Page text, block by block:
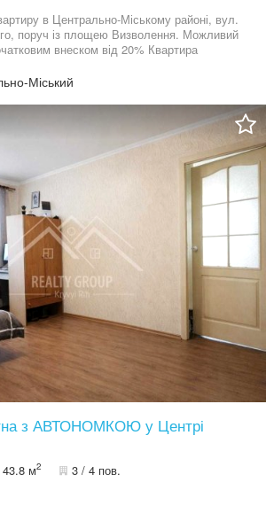
в Центрально-Міському районі, вул.
поруч із площею Визволення. Можливий
внеском від 20% Квартира
можна одразу заїжджати та жити
Усі меблі та техніка залишаються!
5-поверхового будинку, на вікнах
Будинок у хорошому стані, високий
тихий та зручний - поруч транспорт,
Можливий обмін на кілька автомобілів
у цьому ж будинку є 4-кімнатна
оголошення.
Міський
з АВТОНОМКОЮ у Центрі
43.8 м2 3 / 4 пов.